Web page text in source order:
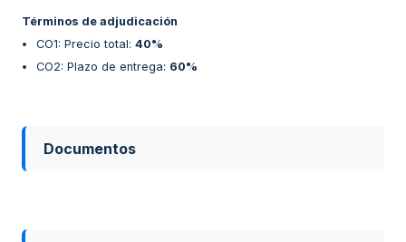
Términos de adjudicación
CO1: Precio total: 40%
CO2: Plazo de entrega: 60%
Documentos